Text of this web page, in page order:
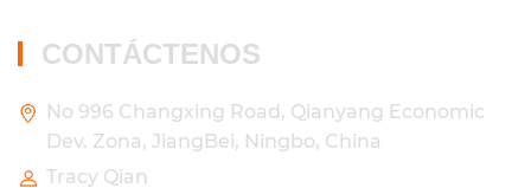
CONTÁCTENOS
No 996 Changxing Road, Qianyang Economic
Dev. Zona, JiangBei, Ningbo, China
Tracy Qian